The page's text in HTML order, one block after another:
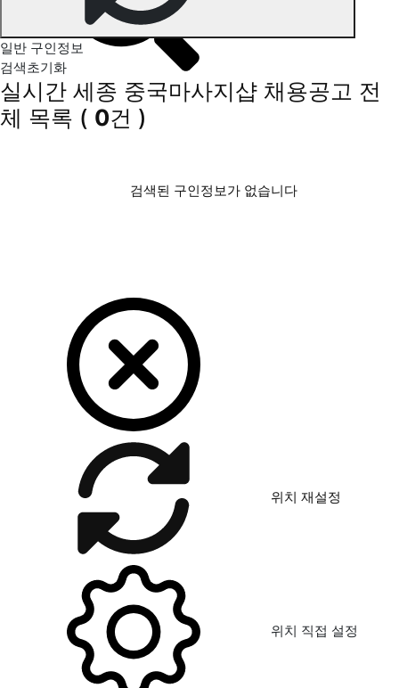
일반 구인정보
검색초기화
실시간 세종 중국마사지샵 채용공고 전
체 목록 ( 0건 )
검색된 구인정보가 없습니다
위치 재설정
위치 직접 설정